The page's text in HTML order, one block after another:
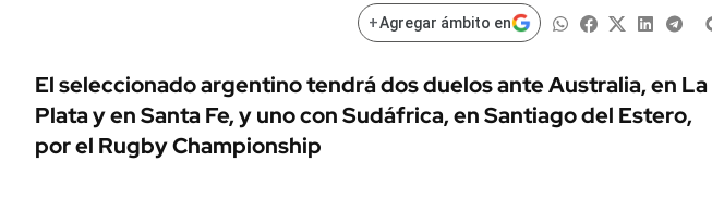
ÁMBITO DEBATE
MEDIAKIT AMBITO DEBATE
POLÍTICA
URUGUAY
LIFESTYLE
AUTOS
+Agregar ámbito en
El seleccionado argentino tendrá dos duelos ante Australia, en La
Plata y en Santa Fe, y uno con Sudáfrica, en Santiago del Estero,
por el Rugby Championship